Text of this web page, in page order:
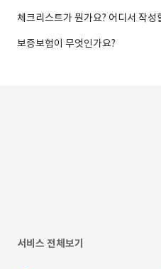
체크리스트가 뭔가요? 어디서 작성
보증보험이 무엇인가요?
서비스 전체보기